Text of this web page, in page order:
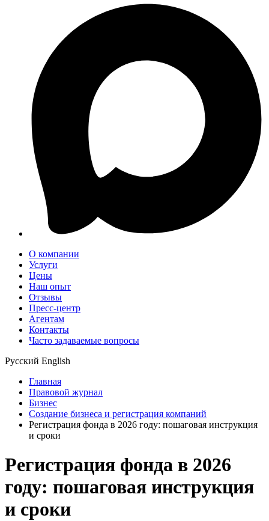
О компании
Услуги
Цены
Наш опыт
Отзывы
Пресс-центр
Агентам
Контакты
Часто задаваемые вопросы
Русский English
Главная
Правовой журнал
Бизнес
Создание бизнеса и регистрация компаний
Регистрация фонда в 2026 году: пошаговая инструкция
и сроки
Регистрация фонда в 2026
году: пошаговая инструкция
и сроки